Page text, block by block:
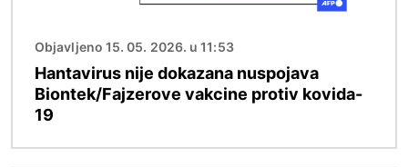
Objavljeno 15. 05. 2026. u 11:53
Hantavirus nije dokazana nuspojava
Biontek/Fajzerove vakcine protiv kovida-
19